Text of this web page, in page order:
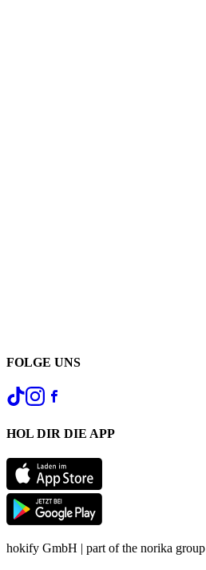
FOLGE UNS
HOL DIR DIE APP
hokify GmbH | part of the norika group